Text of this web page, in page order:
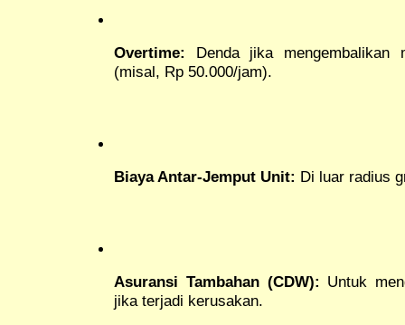
Overtime: Denda jika mengembalikan
(misal, Rp 50.000/jam).
Biaya Antar-Jemput Unit: Di luar radius
Asuransi Tambahan (CDW): Untuk
jika terjadi kerusakan.